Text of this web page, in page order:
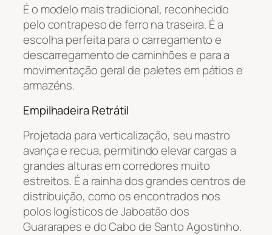
É o modelo mais tradicional, reconhecido
pelo contrapeso de ferro na traseira. É a
escolha perfeita para o carregamento e
descarregamento de caminhões e para a
movimentação geral de paletes em pátios e
armazéns.
Empilhadeira Retrátil
Projetada para verticalização, seu mastro
avança e recua, permitindo elevar cargas a
grandes alturas em corredores muito
estreitos. É a rainha dos grandes centros de
distribuição, como os encontrados nos
polos logísticos de Jaboatão dos
Guararapes e do Cabo de Santo Agostinho.